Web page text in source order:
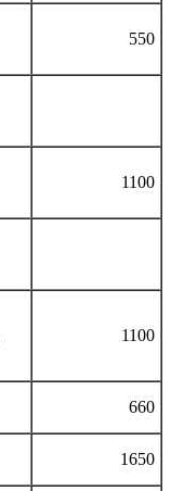
550
1100
1100
660
1650